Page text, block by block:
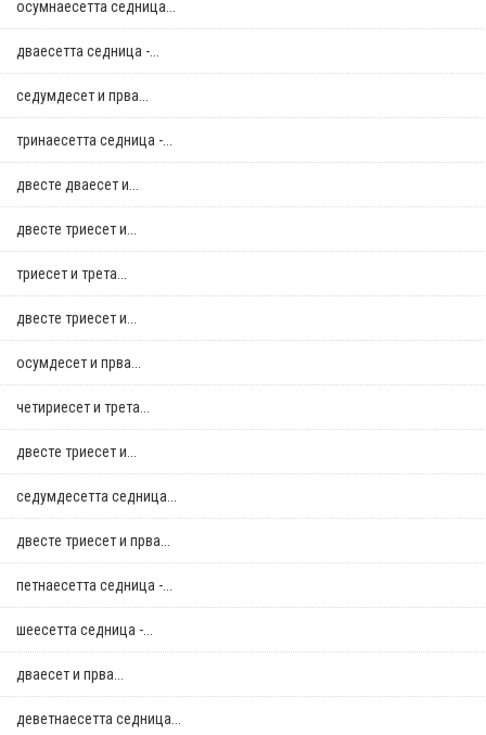
осумнaесетта седница...
дваесетта седница -...
седумдесет и прва...
тринаесетта седница -...
двестe дваесет и...
двестe триесет и...
триесет и трета...
двестe триесет и...
осумдесет и прва...
четириесет и трета...
двестe триесет и...
седумдесетта седница...
двестe триесет и прва...
петнаесетта седница -...
шеесетта седница -...
дваесет и прва...
деветнаесетта седница...